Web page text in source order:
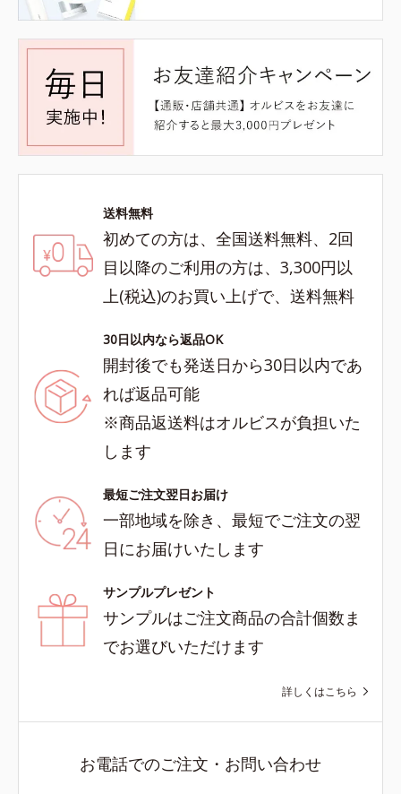
送料無料
初めての方は、全国送料無料、2回
目以降のご利用の方は、3,300円以
上(税込)のお買い上げで、送料無料
30日以内なら返品OK
開封後でも発送日から30日以内であ
れば返品可能
※商品返送料はオルビスが負担いた
します
最短ご注文翌日お届け
一部地域を除き、最短でご注文の翌
日にお届けいたします
サンプルプレゼント
サンプルはご注文商品の合計個数ま
でお選びいただけます
詳しくはこちら
お電話でのご注文・お問い合わせ